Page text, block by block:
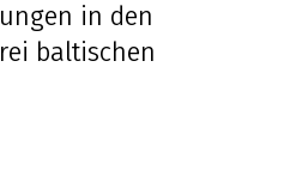
in den
baltischen